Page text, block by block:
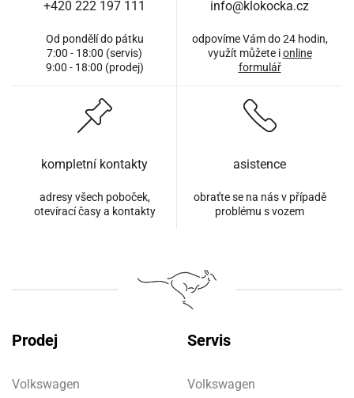
+420 222 197 111
Od pondělí do pátku
7:00 - 18:00 (servis)
9:00 - 18:00 (prodej)
info@klokocka.cz
odpovíme Vám do 24 hodin,
využít můžete ionline
formulář
kompletní kontakty
adresy všech poboček,
otevírací časy a kontakty
asistence
obraťte se na nás v případě
problému s vozem
Prodej
Volkswagen
Servis
Volkswagen